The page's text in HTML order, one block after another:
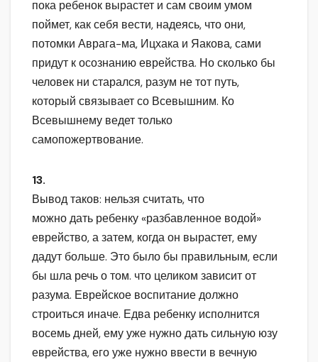
пока ребенок вырастет и сам своим умом
поймет, как себя вести, надеясь, что они,
потомки Аврага-ма, Ицхака и Яакова, сами
придут к осознанию еврейства. Но сколько бы
человек ни старался, разум не тот путь,
который связывает со Всевышним. Ко
Всевышнему ведет только
самопожертвование.
13.
Вывод таков: нельзя считать, что
можно дать ребенку «разбавленное водой»
еврейство, а затем, когда он вырастет, ему
дадут больше. Это было бы правильным, если
бы шла речь о том. что целиком зависит от
разума. Еврейское воспитание должно
строиться иначе. Едва ребенку исполнится
восемь дней, ему уже нужно дать сильную юзу
еврейства, его уже нужно ввести в вечную